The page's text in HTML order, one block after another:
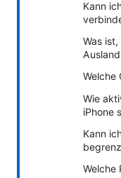
Kann
Was
Welche
Wie
iPhone
Kann
Welche